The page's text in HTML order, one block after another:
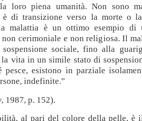
loro piena umanità. Non sono
è di transizione verso la morte o
malattia è un ottimo esempio di
cerimoniale e non religiosa. Il
sociale, fino alla
la vita in un simile stato di
pesce, esistono in parziale
indefinite.”
1987, p. 152).
al pari del colore della pelle, è